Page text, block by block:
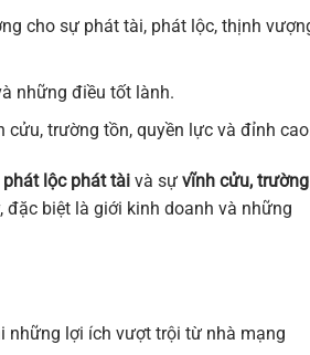
cho sự phát tài, phát lộc, thịnh
những điều tốt lành.
trường tồn, quyền lực và đỉnh
phát lộc phát tài và sự vĩnh cửu, trường
biệt là giới kinh doanh và những
những lợi ích vượt trội từ nhà mạng